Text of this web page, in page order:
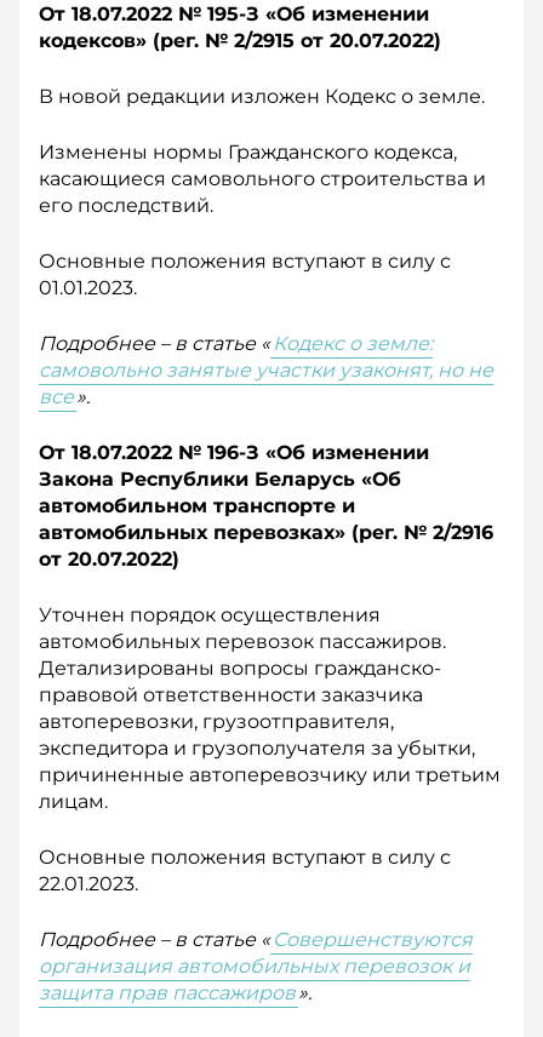
От 18.07.2022 № 195-З «Об изменении
кодексов» (рег. № 2/2915 от 20.07.2022)
В новой редакции изложен Кодекс о земле.
Изменены нормы Гражданского кодекса,
касающиеся самовольного строительства и
его последствий.
Основные положения вступают в силу с
01.01.2023.
Подробнее – в статье « Кодекс о земле:
самовольно занятые участки узаконят, но не
все».
От 18.07.2022 № 196-З «Об изменении
Закона Республики Беларусь «Об
автомобильном транспорте и
автомобильных перевозках» (рег. № 2/2916
от 20.07.2022)
Уточнен порядок осуществления
автомобильных перевозок пассажиров.
Детализированы вопросы гражданско-
правовой ответственности заказчика
автоперевозки, грузоотправителя,
экспедитора и грузополучателя за убытки,
причиненные автоперевозчику или третьим
лицам.
Основные положения вступают в силу с
22.01.2023.
Подробнее – в статье « Совершенствуются
организация автомобильных перевозок и
защита прав пассажиров».